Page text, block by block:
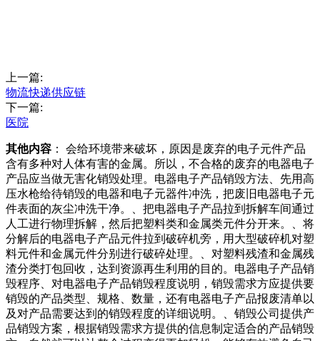
上一篇:
物流快递供应链
下一篇:
医院
其他内容 ： 会给环境带来破坏，原因是废弃的电子元件产品
含有多种对人体有害的金属。所以，不合格的废弃的电器电子
产品应当做无害化销毁处理。电器电子产品销毁方法、先用高
压水枪给待销毁的电器和电子元器件冲洗，把废旧电器电子元
件表面的灰尘冲洗干净。、把电器电子产品拉到拆解车间通过
人工进行物理拆解，然后把塑料类和金属类元件分开来。、将
分解后的电器电子产品元件拉到破碎机旁，用大型破碎机对塑
料元件和金属元件分别进行破碎处理。、对塑料残渣和金属残
渣分类打包回收，达到资源再生利用的目的。电器电子产品销
毁程序、对电器电子产品销毁程度说明，销毁需求方应提供要
销毁的产品类型、规格、数量，还有电器电子产品报废清单以
及对产品需要达到的销毁程度的详细说明。、销毁公司提供产
品销毁方案，根据销毁需求方提供的信息制定适合的产品销毁